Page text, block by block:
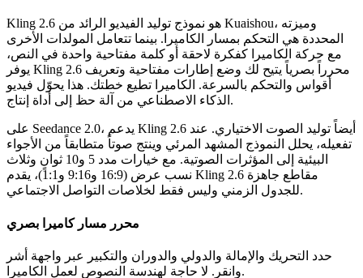
Kling 2.6 هو نموذج توليد الفيديو الرائد من Kuaishou، وميزته
المحددة هي التحكم بمسار الكاميرا. بينما تتعامل المولدات الأخرى
مع حركة الكاميرا كفكرة لاحقة أو كلمة مفتاحية واحدة في النص،
يوفر Kling 2.6 محرراً بصرياً يتيح لك وضع إطارات مفتاحية وتعريف
أقواس والتحكم بالسرعة. الكاميرا تطيع خطتك. هذا يحوّل فيديو
الذكاء الاصطناعي من آلة حظ إلى أداة إنتاج.
على Seedance 2.0، يدعم Kling 2.6 أيضاً توليد الصوت الاختياري. عند
تفعيله، يحلل النموذج المشهد المرئي وينتج صوتاً متطابقاً من الأجواء
البيئية إلى المؤثرات الصوتية. مع خيارات مدد 5 و10 ثوانٍ وثلاث
نسب عرض (16:9 و9:16 و1:1)، يقدم Kling 2.6 مقاطع جاهزة
للجدول الزمني وليس فقط لخلاصات التواصل الاجتماعي.
محرر مسار كاميرا بصري
حدد التحريك والإمالة والدولي والدوران والتكبير عبر واجهة أشر
وانقر. لا حاجة لهندسة النصوص لعمل الكاميرا.